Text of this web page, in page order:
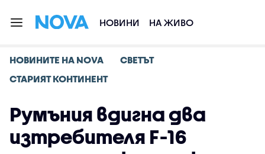
НОВИНИ НА ЖИВО
НОВИНИТЕ НА NOVA
СВЕТЪТ
СТАРИЯТ КОНТИНЕНТ
Румъния вдигна два
изтребителя F-16